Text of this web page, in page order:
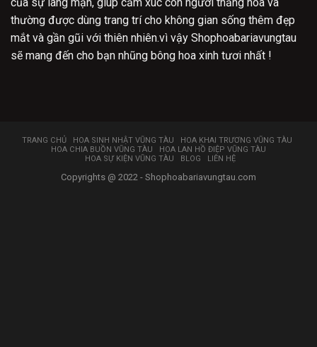
thường được dùng trang trí cho không gian sống thêm đẹp
mắt và gần gũi với thiên nhiên.vì vậy Shophoabariavungtau
sẽ mang đến cho bạn nhũng bông hoa xinh tươi nhất !
TRANG CHỦ HOA SINH NHẬT VŨNG TÀU
HOA KHAI TRƯƠNG VŨNG TÀU
HOA CHIA BUỒN VŨNG TÀU
HOA LAN HỒ ĐIỆP VŨNG TÀU
HOA SỰ KIỆN VŨNG TÀU
BLOG LIÊN HỆ
Copyrights @ 2022 - Shophoabariavungtau.com